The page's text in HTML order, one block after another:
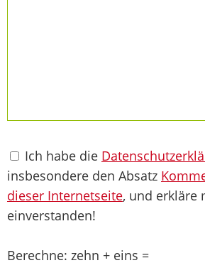
Ich habe die
insbesondere den Absatz
dieser Internetseite, und erkläre
einverstanden!
Berechne: zehn + eins =